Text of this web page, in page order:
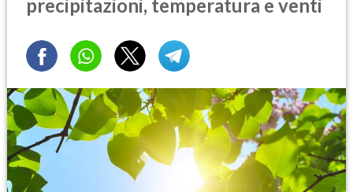
precipitazioni, temperatura e venti